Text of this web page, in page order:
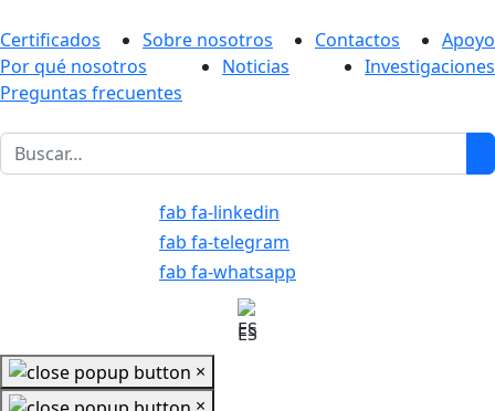
Certificados Sobre nosotros Contactos
Apoyo
Por qué nosotros
Noticias
Investigaciones
Preguntas frecuentes
1
fab fa-linkedin
fab fa-telegram
fab fa-whatsapp
ES
×
×